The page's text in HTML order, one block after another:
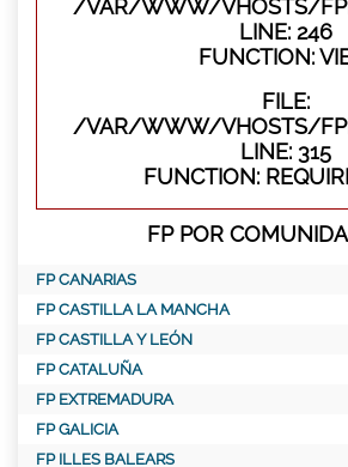
/VAR/WWW/VHOSTS/
LINE: 246
FUNCTION:
FILE:
/VAR/WWW/VHOSTS/
LINE: 315
FUNCTION:
FP POR
FP CANARIAS
FP CASTILLA LA MANCHA
FP CASTILLA Y LEÓN
FP CATALUÑA
FP EXTREMADURA
FP GALICIA
FP ILLES BALEARS